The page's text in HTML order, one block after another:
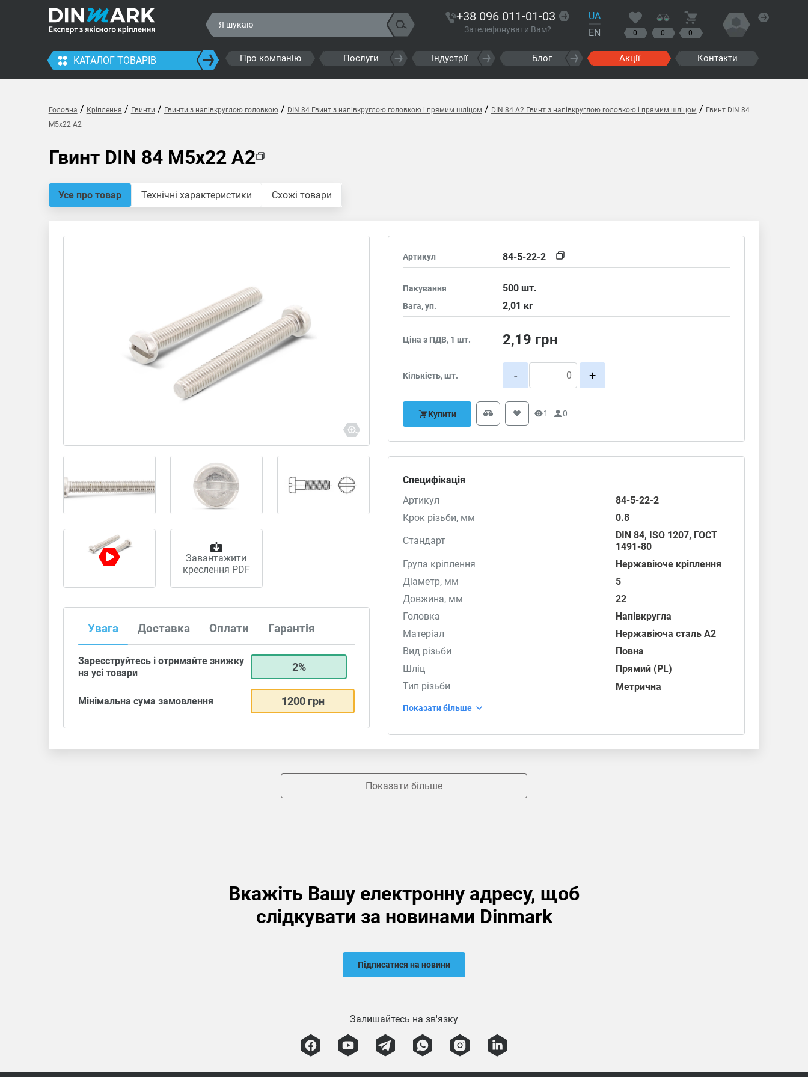
+38 096 011-01-03
Зателефонувати Вам?
UA
EN
0 0 0
КАТАЛОГ ТОВАРІВ Про компанію Послуги Індустрії Блог Акції Контакти
Головна / Кріплення / Гвинти / Гвинти з напівкруглою головкою/ DIN 84 Гвинт з напівкруглою головкою і прямим шліцом / DIN 84 A2 Гвинт з напівкруглою головкою і прямим шліцом / Гвинт DIN 84
M5x22 A2
Гвинт DIN 84 M5x22 A2
Усе про товар Технічні характеристики Схожі товари
Завантажити
креслення PDF
Увага Доставка Оплати Гарантія
Зареєструйтесь і отримайте знижку
на усі товари
2%
Мінімальна сума замовлення 1200 грн
Артикул 84-5-22-2
Пакування 500шт.
Вага, уп. 2,01 кг
Ціна з ПДВ, 1 шт. 2,19 грн
Кількість, шт. - +
Купити 1 0
Специфікація
Артикул
84-5-22-2
Крок різьби, мм
0.8
Стандарт
DIN 84, ISO 1207, ГОСТ
1491-80
Група кріплення
Нержавіюче кріплення
Діаметр, мм
5
Довжина, мм
22
Головка
Напівкругла
Матеріал
Нержавіюча сталь А2
Вид різьби
Повна
Шліц
Прямий (PL)
Тип різьби
Метрична
Показати більше
Показати більше
Вкажіть Вашу електронну адресу, щоб
слідкувати за новинами Dinmark
Підписатися на новини
Залишайтесь на зв'язку